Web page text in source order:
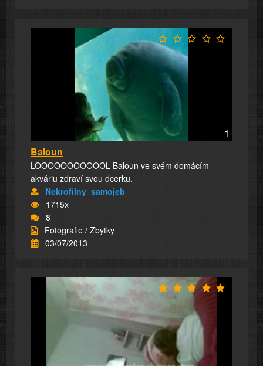
1
Baloun
LOOOOOOOOOOOL Baloun ve svém domácím
akváriu zdraví svou dcerku.
Nekrofilny_samojeb
1715x
8
Fotografie / Zbytky
03/07/2013